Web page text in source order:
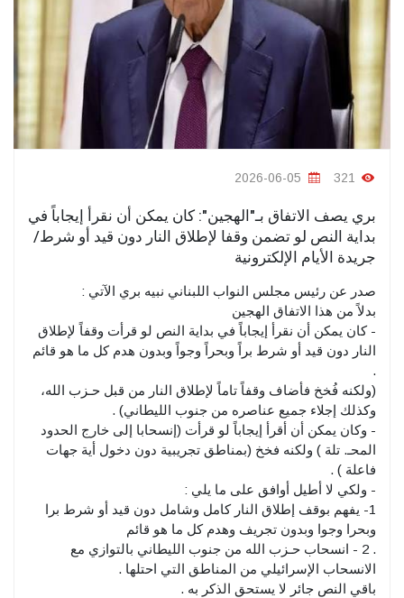
بري يصف الاتفاق بـ"الهجين": كان يمكن أن نقرأ إيجاباً في
بداية النص لو تضمن وقفا لإطلاق النار دون قيد أو شرط/
جريدة الأيام الإلكترونية
صدر عن رئيس مجلس النواب اللبناني نبيه بري الآتي :
بدلاً من هذا الاتفاق الهجين
- كان يمكن أن نقرأ إيجاباً في بداية النص لو قرأت وقفاً لإطلاق
النار دون قيد أو شرط براً وبحراً وجواً وبدون هدم كل ما هو قائم
.
(ولكنه فُخخ فأضاف وقفاً تاماً لإطلاق النار من قبل حـزب الله،
وكذلك إجلاء جميع عناصره من جنوب الليطاني) .
- وكان يمكن أن أقرأ إيجاباً لو قرأت (إنسحابا إلى خارج الحدود
المحـ. تلة ) ولكنه فخخ (بمناطق تجريبية دون دخول أية جهات
فاعلة ) .
- ولكي لا أطيل أوافق على ما يلي :
1- يفهم بوقف إطلاق النار كامل وشامل دون قيد أو شرط برا
وبحرا وجوا وبدون تجريف وهدم كل ما هو قائم
. 2 - انسحاب حـزب الله من جنوب الليطاني بالتوازي مع
الانسحاب الإسرائيلي من المناطق التي احتلها .
باقي النص جائر لا يستحق الذكر به .